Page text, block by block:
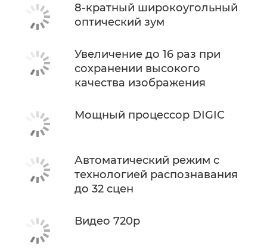
8-кратный широкоугольный
оптический зум
Увеличение до 16 раз при
сохранении высокого
качества изображения
Мощный процессор DIGIC
Автоматический режим с
технологией распознавания
до 32 сцен
Видео 720p